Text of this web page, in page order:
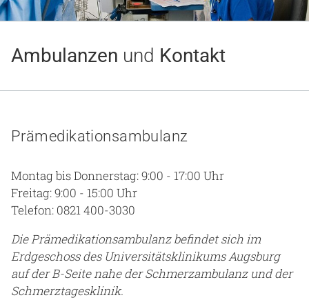
Kliniken & Einrichtungen
Anreise
Ambulanzen und Kontakt
Prämedikationsambulanz
Montag bis Donnerstag: 9:00 - 17:00 Uhr
Freitag: 9:00 - 15:00 Uhr
Telefon: 0821 400-3030
Die Prämedikationsambulanz befindet sich im
Erdgeschoss des Universitätsklinikums Augsburg
auf der B-Seite nahe der Schmerzambulanz und der
Schmerztagesklinik.